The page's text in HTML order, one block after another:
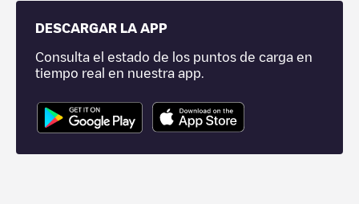
DESCARGAR LA APP
Consulta el estado de los puntos de carga en
tiempo real en nuestra app.